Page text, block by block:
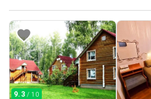
9.3 / 10